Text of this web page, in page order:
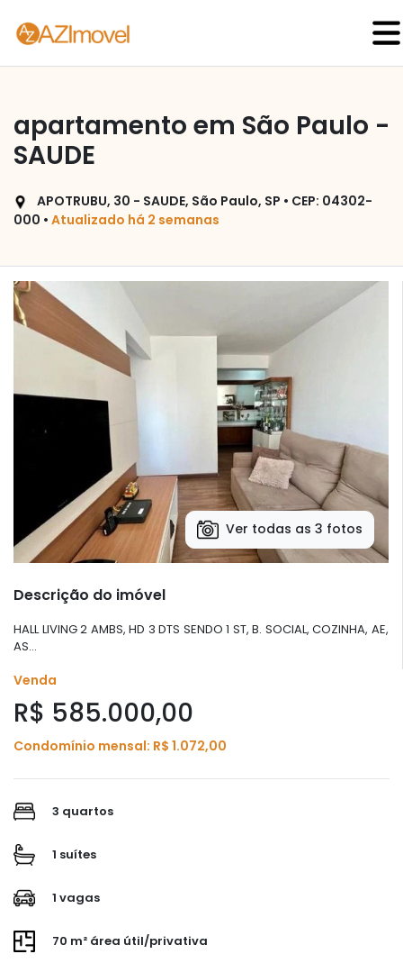
apartamento em São Paulo -
SAUDE
APOTRUBU, 30 - SAUDE, São Paulo, SP • CEP: 04302-
000 • Atualizado há 2 semanas
Ver todas as 3 fotos
Descrição do imóvel
HALL LIVING 2 AMBS, HD 3 DTS SENDO 1 ST, B. SOCIAL, COZINHA, AE,
AS...
Venda
R$ 585.000,00
Condomínio mensal: R$ 1.072,00
3 quartos
1 suítes
1 vagas
70 m² área útil/privativa